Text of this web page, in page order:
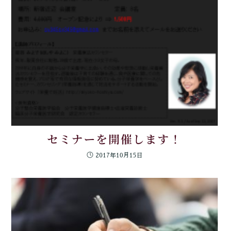
セミナーを開催します！
2017年10月15日